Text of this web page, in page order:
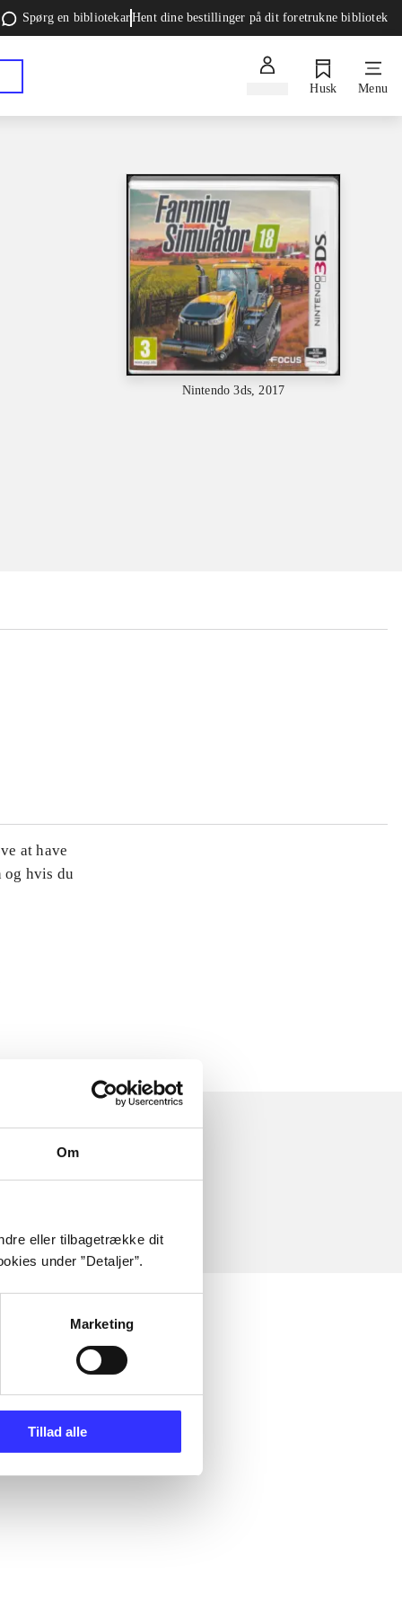
Om
eller tilbagetrække dit
under ”Detaljer”.
Marketing
Tillad alle
Spørg en bibliotekarHent dine bestillinger på dit foretrukne bibliotek
Husk Menu
Nintendo 3ds, 2017
at have
og hvis du